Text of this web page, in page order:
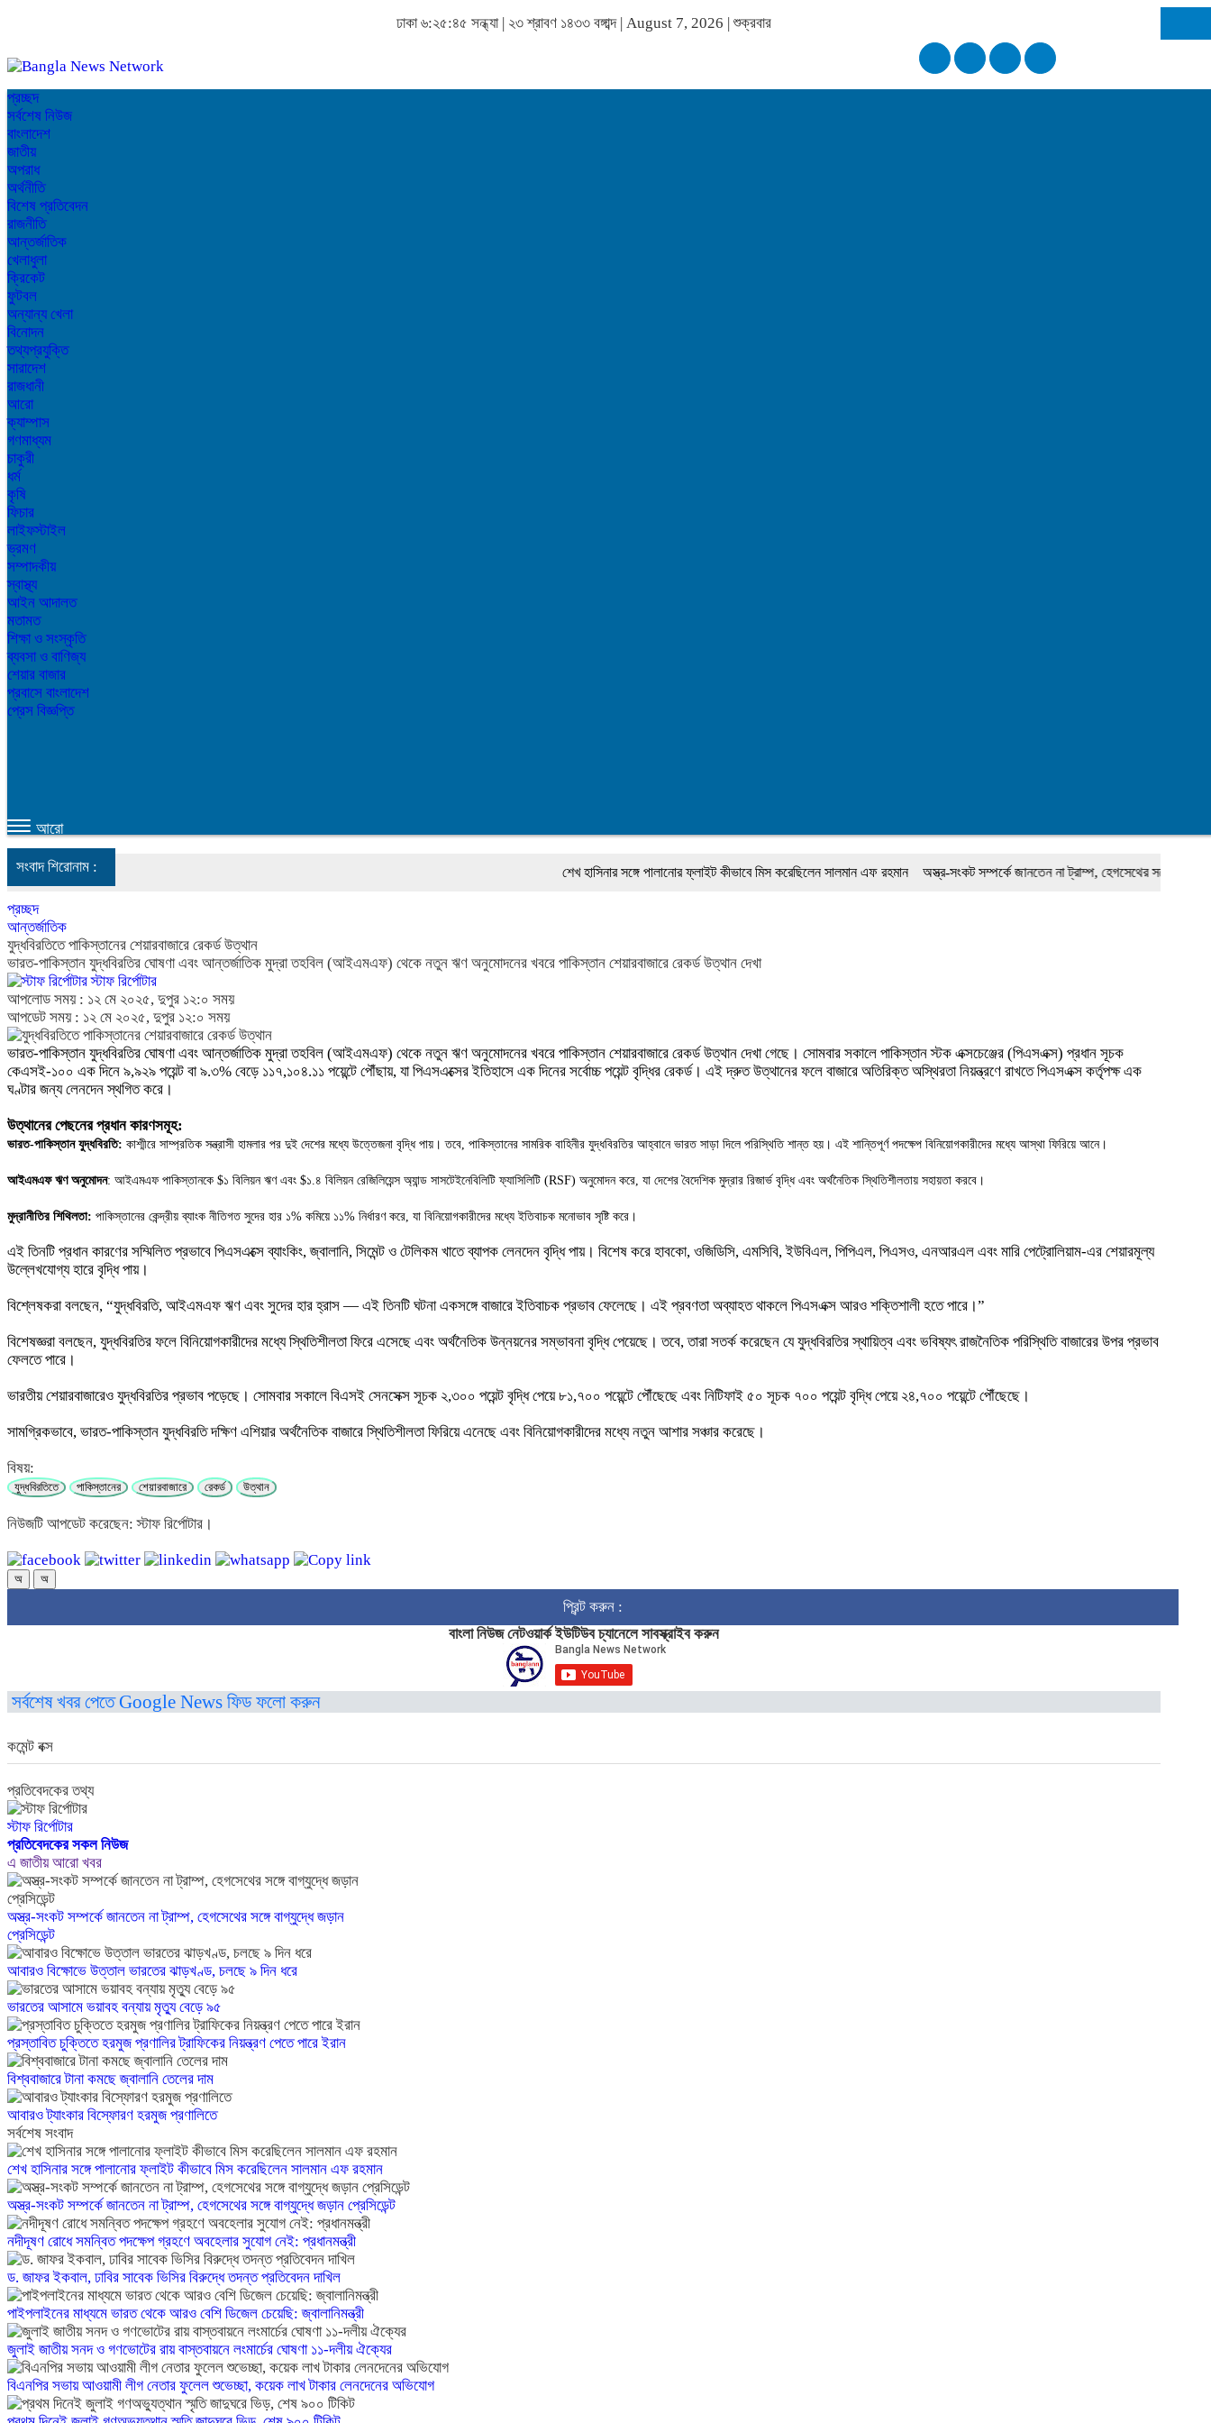
ঢাকা৬:২৫:৪৫ সন্ধ্যা| ২৩ শ্রাবণ ১৪৩৩ বঙ্গাব্দ | August 7, 2026 | শুক্রবার
প্রচ্ছদ
সর্বশেষ নিউজ
বাংলাদেশ
জাতীয়
অপরাধ
অর্থনীতি
বিশেষ প্রতিবেদন
রাজনীতি
আন্তর্জাতিক
খেলাধুলা
ক্রিকেট
ফুটবল
অন্যান্য খেলা
বিনোদন
তথ্যপ্রযুক্তি
সারাদেশ
রাজধানী
আরো
ক্যাম্পাস
গণমাধ্যম
চাকুরী
ধর্ম
কৃষি
ফিচার
লাইফস্টাইল
ভ্রমণ
সম্পাদকীয়
স্বাস্থ্য
আইন আদালত
মতামত
শিক্ষা ও সংস্কৃতি
ব্যবসা ও বাণিজ্য
শেয়ার বাজার
প্রবাসে বাংলাদেশ
প্রেস বিজ্ঞপ্তি
আরো
সংবাদ শিরোনাম : শেখ হাসিনার সঙ্গে পালানোর ফ্লাইট কীভাবে মিস করেছিলেন সালমান এফ রহমান অস্ত্র-সংকট সম্পর্কে জানতেন না ট্রাম্প, হেগসেথের সঙ্গে বাগ্‌যুদ্ধে জড়ান
প্রচ্ছদ
আন্তর্জাতিক
যুদ্ধবিরতিতে পাকিস্তানের শেয়ারবাজারে রেকর্ড উত্থান
ভারত-পাকিস্তান যুদ্ধবিরতির ঘোষণা এবং আন্তর্জাতিক মুদ্রা তহবিল (আইএমএফ) থেকে নতুন ঋণ অনুমোদনের খবরে পাকিস্তান শেয়ারবাজারে রেকর্ড উত্থান দেখা
স্টাফ রির্পোটার
আপলোড সময় : ১২ মে ২০২৫, দুপুর ১২:০ সময়
আপডেট সময় : ১২ মে ২০২৫, দুপুর ১২:০ সময়
ভারত-পাকিস্তান যুদ্ধবিরতির ঘোষণা এবং আন্তর্জাতিক মুদ্রা তহবিল (আইএমএফ) থেকে নতুন ঋণ অনুমোদনের খবরে পাকিস্তান শেয়ারবাজারে রেকর্ড উত্থান দেখা গেছে। সোমবার সকালে পাকিস্তান স্টক এক্সচেঞ্জের (পিএসএক্স) প্রধান সূচক
কেএসই-১০০ এক দিনে ৯,৯২৯ পয়েন্ট বা ৯.৩% বেড়ে ১১৭,১০৪.১১ পয়েন্টে পৌঁছায়, যা পিএসএক্সের ইতিহাসে এক দিনের সর্বোচ্চ পয়েন্ট বৃদ্ধির রেকর্ড। এই দ্রুত উত্থানের ফলে বাজারে অতিরিক্ত অস্থিরতা নিয়ন্ত্রণে রাখতে পিএসএক্স কর্তৃপক্ষ এক
ঘণ্টার জন্য লেনদেন স্থগিত করে।
উত্থানের পেছনের প্রধান কারণসমূহ:
ভারত-পাকিস্তান যুদ্ধবিরতি: কাশ্মীরে সাম্প্রতিক সন্ত্রাসী হামলার পর দুই দেশের মধ্যে উত্তেজনা বৃদ্ধি পায়। তবে, পাকিস্তানের সামরিক বাহিনীর যুদ্ধবিরতির আহ্বানে ভারত সাড়া দিলে পরিস্থিতি শান্ত হয়। এই শান্তিপূর্ণ পদক্ষেপ বিনিয়োগকারীদের মধ্যে আস্থা ফিরিয়ে আনে।
আইএমএফ ঋণ অনুমোদন: আইএমএফ পাকিস্তানকে $১ বিলিয়ন ঋণ এবং $১.৪ বিলিয়ন রেজিলিয়েন্স অ্যান্ড সাসটেইনেবিলিটি ফ্যাসিলিটি (RSF) অনুমোদন করে, যা দেশের বৈদেশিক মুদ্রার রিজার্ভ বৃদ্ধি এবং অর্থনৈতিক স্থিতিশীলতায় সহায়তা করবে।
মুদ্রানীতির শিথিলতা: পাকিস্তানের কেন্দ্রীয় ব্যাংক নীতিগত সুদের হার ১% কমিয়ে ১১% নির্ধারণ করে, যা বিনিয়োগকারীদের মধ্যে ইতিবাচক মনোভাব সৃষ্টি করে।
এই তিনটি প্রধান কারণের সম্মিলিত প্রভাবে পিএসএক্সে ব্যাংকিং, জ্বালানি, সিমেন্ট ও টেলিকম খাতে ব্যাপক লেনদেন বৃদ্ধি পায়। বিশেষ করে হাবকো, ওজিডিসি, এমসিবি, ইউবিএল, পিপিএল, পিএসও, এনআরএল এবং মারি পেট্রোলিয়াম-এর শেয়ারমূল্য
উল্লেখযোগ্য হারে বৃদ্ধি পায়।
বিশ্লেষকরা বলছেন, “যুদ্ধবিরতি, আইএমএফ ঋণ এবং সুদের হার হ্রাস — এই তিনটি ঘটনা একসঙ্গে বাজারে ইতিবাচক প্রভাব ফেলেছে। এই প্রবণতা অব্যাহত থাকলে পিএসএক্স আরও শক্তিশালী হতে পারে।”
বিশেষজ্ঞরা বলছেন, যুদ্ধবিরতির ফলে বিনিয়োগকারীদের মধ্যে স্থিতিশীলতা ফিরে এসেছে এবং অর্থনৈতিক উন্নয়নের সম্ভাবনা বৃদ্ধি পেয়েছে। তবে, তারা সতর্ক করেছেন যে যুদ্ধবিরতির স্থায়িত্ব এবং ভবিষ্যৎ রাজনৈতিক পরিস্থিতি বাজারের উপর প্রভাব
ফেলতে পারে।
ভারতীয় শেয়ারবাজারেও যুদ্ধবিরতির প্রভাব পড়েছে। সোমবার সকালে বিএসই সেনসেক্স সূচক ২,৩০০ পয়েন্ট বৃদ্ধি পেয়ে ৮১,৭০০ পয়েন্টে পৌঁছেছে এবং নিটিফাই ৫০ সূচক ৭০০ পয়েন্ট বৃদ্ধি পেয়ে ২৪,৭০০ পয়েন্টে পৌঁছেছে।
সামগ্রিকভাবে, ভারত-পাকিস্তান যুদ্ধবিরতি দক্ষিণ এশিয়ার অর্থনৈতিক বাজারে স্থিতিশীলতা ফিরিয়ে এনেছে এবং বিনিয়োগকারীদের মধ্যে নতুন আশার সঞ্চার করেছে।
বিষয়:
যুদ্ধবিরতিতে পাকিস্তানের শেয়ারবাজারে রেকর্ড উত্থান
নিউজটি আপডেট করেছেন: স্টাফ রির্পোটার।
অ অ
প্রিন্ট করুন :
বাংলা নিউজ নেটওয়ার্ক ইউটিউব চ্যানেলে সাবস্ক্রাইব করুন
সর্বশেষ খবর পেতে Google News ফিড ফলো করুন
কমেন্ট বক্স
প্রতিবেদকের তথ্য
স্টাফ রির্পোটার
প্রতিবেদকের সকল নিউজ
এ জাতীয় আরো খবর
অস্ত্র-সংকট সম্পর্কে জানতেন না ট্রাম্প, হেগসেথের সঙ্গে বাগ্‌যুদ্ধে জড়ান
প্রেসিডেন্ট
আবারও বিক্ষোভে উত্তাল ভারতের ঝাড়খণ্ড, চলছে ৯ দিন ধরে
ভারতের আসামে ভয়াবহ বন্যায় মৃত্যু বেড়ে ৯৫
প্রস্তাবিত চুক্তিতে হরমুজ প্রণালির ট্রাফিকের নিয়ন্ত্রণ পেতে পারে ইরান
বিশ্ববাজারে টানা কমছে জ্বালানি তেলের দাম
আবারও ট্যাংকার বিস্ফোরণ হরমুজ প্রণালিতে
সর্বশেষ সংবাদ
শেখ হাসিনার সঙ্গে পালানোর ফ্লাইট কীভাবে মিস করেছিলেন সালমান এফ রহমান
অস্ত্র-সংকট সম্পর্কে জানতেন না ট্রাম্প, হেগসেথের সঙ্গে বাগ্‌যুদ্ধে জড়ান প্রেসিডেন্ট
নদীদূষণ রোধে সমন্বিত পদক্ষেপ গ্রহণে অবহেলার সুযোগ নেই: প্রধানমন্ত্রী
ড. জাফর ইকবাল, ঢাবির সাবেক ভিসির বিরুদ্ধে তদন্ত প্রতিবেদন দাখিল
পাইপলাইনের মাধ্যমে ভারত থেকে আরও বেশি ডিজেল চেয়েছি: জ্বালানিমন্ত্রী
জুলাই জাতীয় সনদ ও গণভোটের রায় বাস্তবায়নে লংমার্চের ঘোষণা ১১-দলীয় ঐক্যের
বিএনপির সভায় আওয়ামী লীগ নেতার ফুলেল শুভেচ্ছা, কয়েক লাখ টাকার লেনদেনের অভিযোগ